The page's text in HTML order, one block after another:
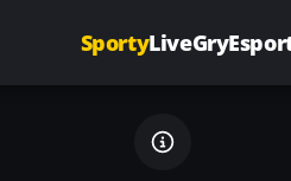
SportyLiveGry